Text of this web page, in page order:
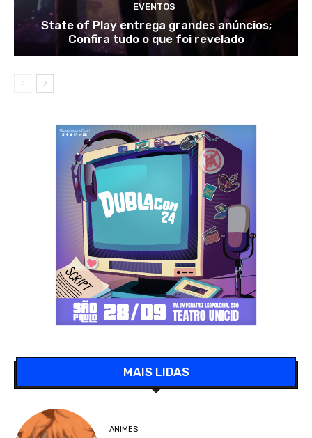
EVENTOS
State of Play entrega grandes anúncios;
Confira tudo o que foi revelado
MAIS LIDAS
ANIMES